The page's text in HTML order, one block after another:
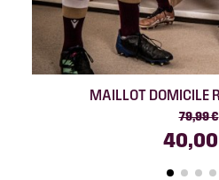
MAILLOT DOMICILE
79,99 €